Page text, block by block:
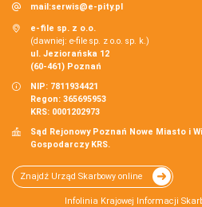
mail:serwis@e-pity.pl
e-file sp. z o.o.
(dawniej: e-file sp. z o.o. sp. k.)
ul. Jeziorańska 12
(60-461) Poznań
NIP: 7811934421
Regon: 365695953
KRS: 0001202973
Sąd Rejonowy Poznań Nowe Miasto i
Gospodarczy KRS.
Znajdź Urząd Skarbowy online
Infolinia Krajowej Informacji